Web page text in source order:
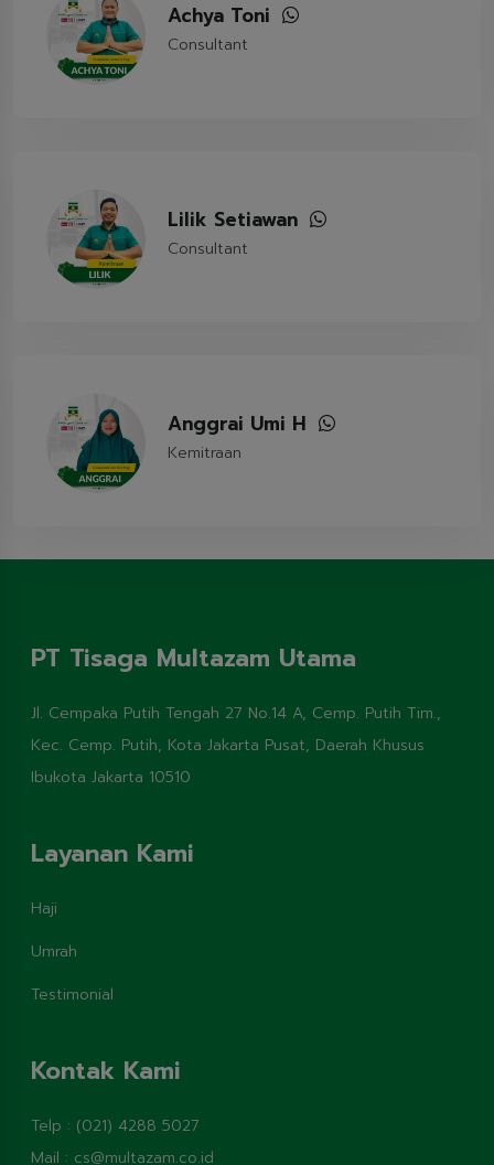
Achya Toni
Consultant
Lilik Setiawan
Consultant
Anggrai Umi H
Kemitraan
PT Tisaga Multazam Utama
Jl. Cempaka Putih Tengah 27 No.14 A, Cemp. Putih Tim.,
Kec. Cemp. Putih, Kota Jakarta Pusat, Daerah Khusus
Ibukota Jakarta 10510
Layanan Kami
Haji
Umrah
Testimonial
Kontak Kami
Telp : (021) 4288 5027
Mail : cs@multazam.co.id